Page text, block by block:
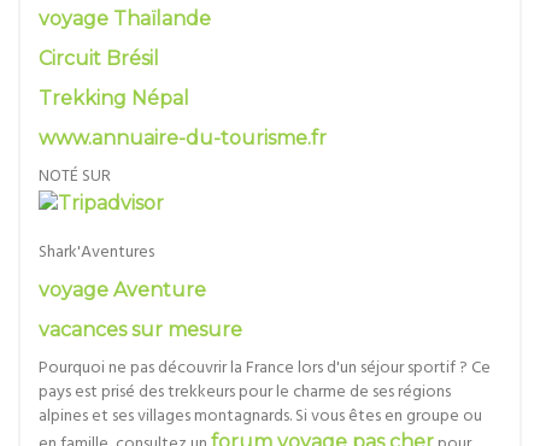
voyage Thaïlande
Circuit Brésil
Trekking Népal
www.annuaire-du-tourisme.fr
NOTÉ SUR
Shark'Aventures
voyage Aventure
vacances sur mesure
Pourquoi ne pas découvrir la France lors d'un séjour sportif ? Ce
pays est prisé des trekkeurs pour le charme de ses régions
alpines et ses villages montagnards. Si vous êtes en groupe ou